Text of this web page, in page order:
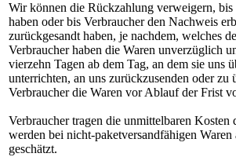
Wir können die Rückzahlung verweigern,
haben oder bis Verbraucher den Nachweis
zurückgesandt haben, je nachdem, welches
Verbraucher haben die Waren unverzüglich
vierzehn Tagen ab dem Tag, an dem sie uns
unterrichten, an uns zurückzusenden oder
Verbraucher die Waren vor Ablauf der Frist
Verbraucher tragen die unmittelbaren
werden bei nicht-paketversandfähigen
geschätzt.